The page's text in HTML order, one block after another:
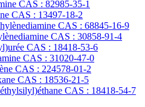
CAS : 82985-35-1
CAS : 13497-18-2
CAS : 68845-16-9
CAS : 30858-91-4
CAS : 18418-53-6
CAS : 31020-47-0
CAS : 224578-01-2
CAS : 18536-21-5
CAS : 18418-54-7